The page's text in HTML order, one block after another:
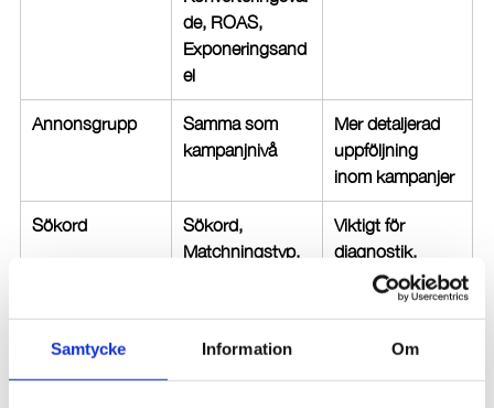
Samtycke Information Om
de, ROAS,
Exponeringsand
el
Annonsgrupp
Samma som
kampanjnivå
Mer detaljerad
uppföljning
inom kampanjer
Sökord
Sökord,
Matchningstyp,
CTR,
Kvalitetsresultat,
Viktigt för
diagnostik.
Kvalitetsresultat
visar relevans av
landningssida